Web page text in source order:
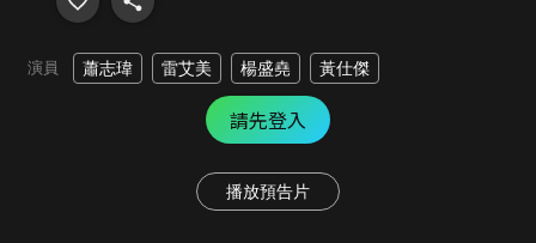
演員 蕭志瑋 雷艾美 楊盛堯 黃仕傑
請先登入
播放預告片